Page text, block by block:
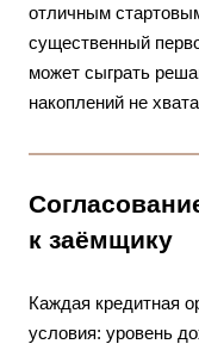
отличным
существенный
может сыграть
накоплений не
к заёмщику
Каждая кредитная
условия: уровень